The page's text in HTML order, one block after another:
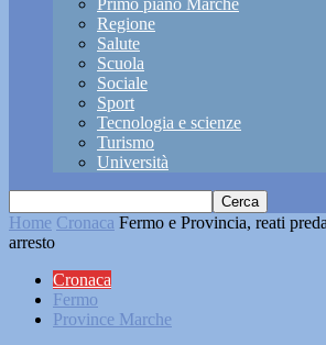
Primo piano Marche
Regione
Salute
Scuola
Sociale
Sport
Tecnologia e scienze
Turismo
Università
Home Cronaca Fermo e Provincia, reati
arresto
Cronaca
Fermo
Province Marche